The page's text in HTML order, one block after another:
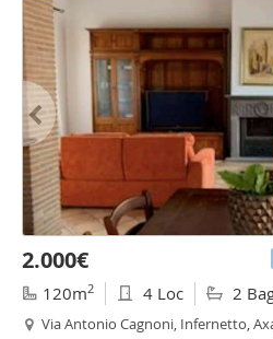
2.000€
120m2 4 Loc 2
Via Antonio Cagnoni, Infernetto,